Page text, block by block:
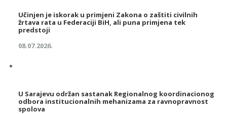
Učinjen je iskorak u primjeni Zakona o zaštiti civilnih
žrtava rata u Federaciji BiH, ali puna primjena tek
predstoji
08.07.2026.
U Sarajevu održan sastanak Regionalnog koordinacionog
odbora institucionalnih mehanizama za ravnopravnost
spolova